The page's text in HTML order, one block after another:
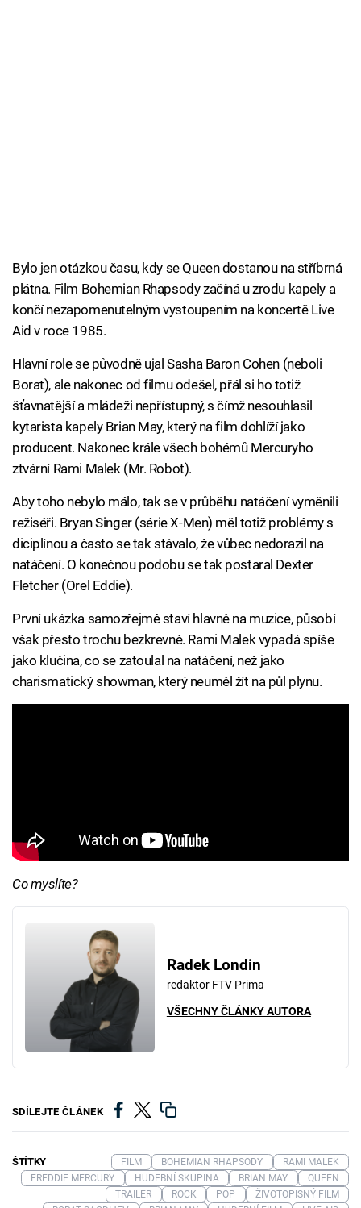
Bylo jen otázkou času, kdy se Queen dostanou na stříbrná
plátna. Film Bohemian Rhapsody začíná u zrodu kapely a
končí nezapomenutelným vystoupením na koncertě Live
Aid v roce 1985.
Hlavní role se původně ujal Sasha Baron Cohen (neboli
Borat), ale nakonec od filmu odešel, přál si ho totiž
šťavnatější a mládeži nepřístupný, s čímž nesouhlasil
kytarista kapely Brian May, který na film dohlíží jako
producent. Nakonec krále všech bohémů Mercuryho
ztvární Rami Malek (Mr. Robot).
Aby toho nebylo málo, tak se v průběhu natáčení vyměnili
režiséři. Bryan Singer (série X-Men) měl totiž problémy s
diciplínou a často se tak stávalo, že vůbec nedorazil na
natáčení. O konečnou podobu se tak postaral Dexter
Fletcher (Orel Eddie).
První ukázka samozřejmě staví hlavně na muzice, působí
však přesto trochu bezkrevně. Rami Malek vypadá spíše
jako klučina, co se zatoulal na natáčení, než jako
charismatický showman, který neuměl žít na půl plynu.
Co myslíte?
Radek Londin
redaktor FTV Prima
VŠECHNY ČLÁNKY AUTORA
SDÍLEJTE ČLÁNEK
ŠTÍTKY FILM BOHEMIAN RHAPSODY
RAMI MALEK
FREDDIE MERCURY
HUDEBNÍ SKUPINA BRIAN MAY
QUEEN
TRAILER
ROCK POP
ŽIVOTOPISNÝ FILM